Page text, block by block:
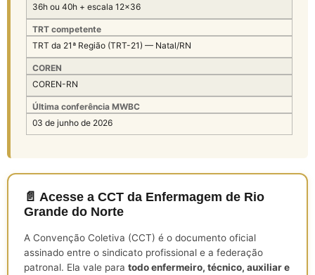
36h ou 40h + escala 12×36
TRT competente
TRT da 21ª Região (TRT-21) — Natal/RN
COREN
COREN-RN
Última conferência MWBC
03 de junho de 2026
📄 Acesse a CCT da Enfermagem de Rio
Grande do Norte
A Convenção Coletiva (CCT) é o documento oficial
assinado entre o sindicato profissional e a federação
patronal. Ela vale para todo enfermeiro, técnico, auxiliar e